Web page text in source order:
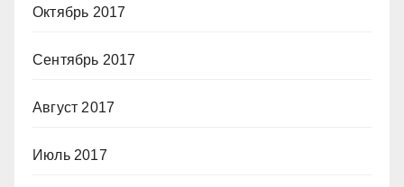
Октябрь 2017
Сентябрь 2017
Август 2017
Июль 2017